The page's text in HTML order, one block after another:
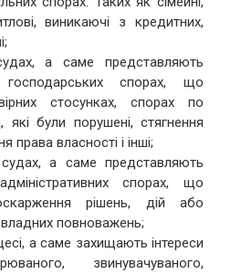
виникаючі з кредитних,
а саме представляють
господарських спорах, що
стосунках, спорах по
які були порушені, стягнення
права власності і інші;
судах, а саме представляють
спорах, що
рішень, дій або
владних повноважень;
а саме захищають інтереси
звинувачуваного,